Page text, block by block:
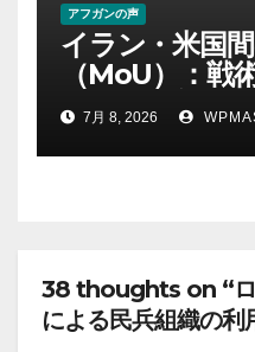
アフガンの声
イラン・米国
（MoU）：戦
それとも新た
りか？ Part-2
7月 8, 2026
38 thoughts on “ロ
による民兵組織の利